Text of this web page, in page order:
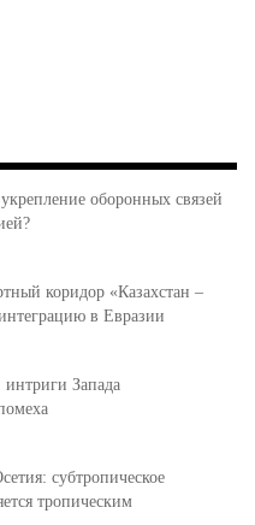
оборонных связей
коридор «Казахстан –
в Евразии
интриги Запада
субтропическое
тропическим